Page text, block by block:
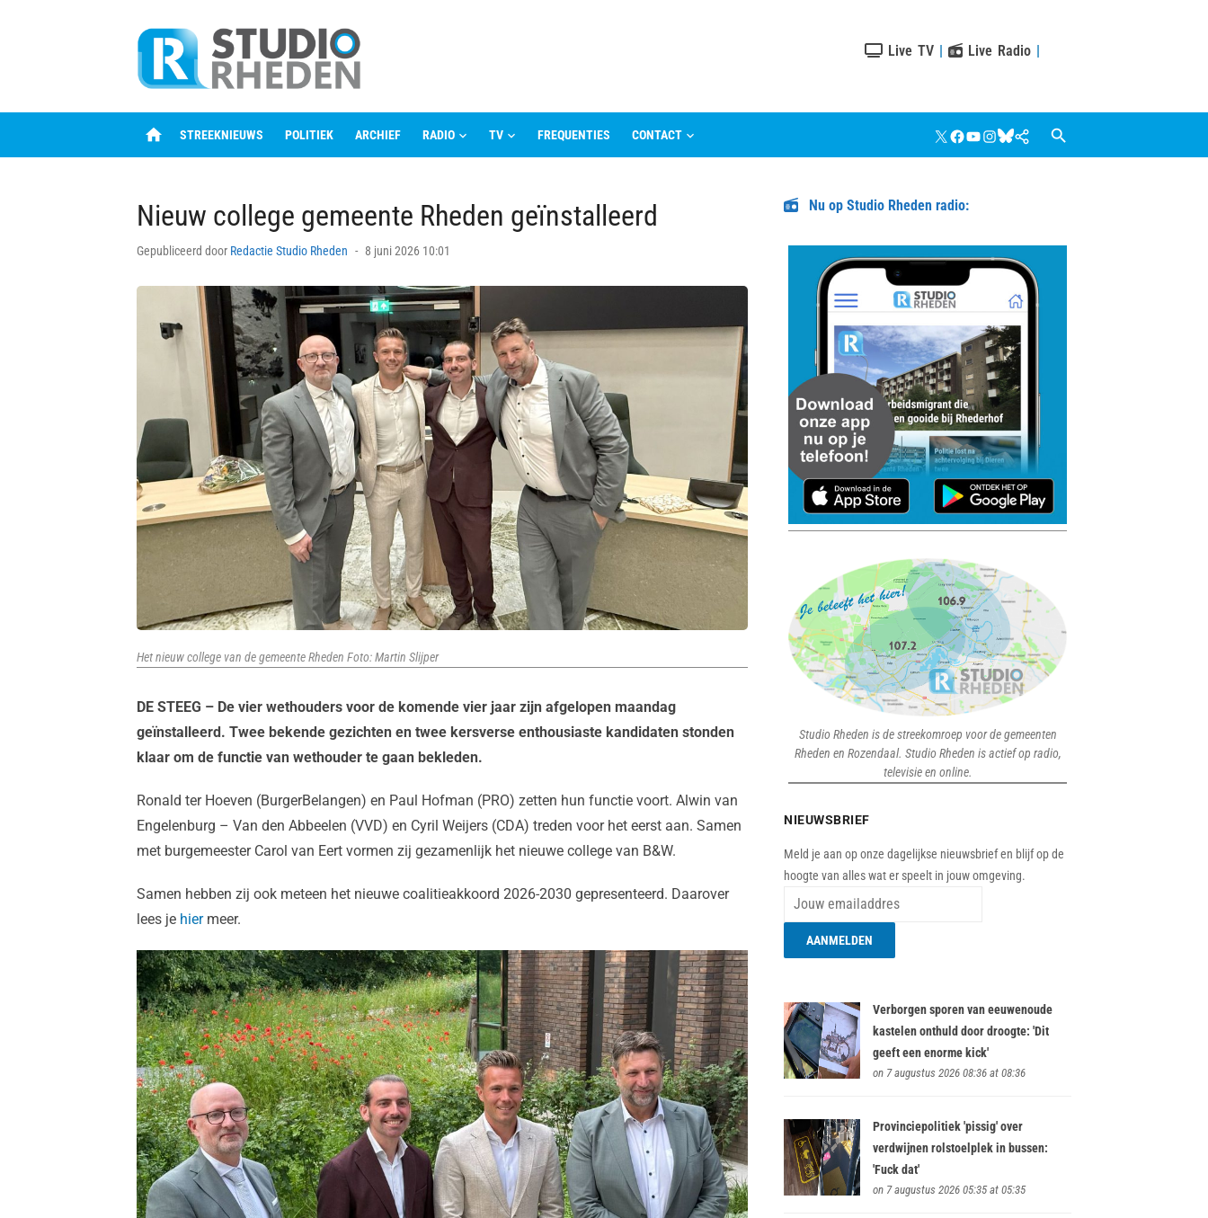
Live TV | Live Radio |
home STREEKNIEUWS POLITIEK ARCHIEF RADIO TV FREQUENTIES CONTACT X Facebook
YouTube
Instagram
Bluesky
Google
Nieuws
Nieuw college gemeente Rheden geïnstalleerd
Gepubliceerd door Redactie Studio Rheden
Posted
8 juni 2026 10:01
Het nieuw college van de gemeente Rheden Foto: Martin Slijper
DE STEEG – De vier wethouders voor de komende vier jaar zijn afgelopen maandag
geïnstalleerd. Twee bekende gezichten en twee kersverse enthousiaste kandidaten stonden
klaar om de functie van wethouder te gaan bekleden.
Ronald ter Hoeven (BurgerBelangen) en Paul Hofman (PRO) zetten hun functie voort. Alwin van
Engelenburg – Van den Abbeelen (VVD) en Cyril Weijers (CDA) treden voor het eerst aan. Samen
met burgemeester Carol van Eert vormen zij gezamenlijk het nieuwe college van B&W.
Samen hebben zij ook meteen het nieuwe coalitieakkoord 2026-2030 gepresenteerd. Daarover
lees je hiermeer.
Nu op Studio Rheden radio:
Studio Rheden is de streekomroep voor de gemeenten
Rheden en Rozendaal. Studio Rheden is actief op radio,
televisie en online.
NIEUWSBRIEF
Meld je aan op onze dagelijkse nieuwsbrief en blijf op de
hoogte van alles wat er speelt in jouw omgeving.
Verborgen sporen van eeuwenoude
kastelen onthuld door droogte: 'Dit
geeft een enorme kick'
on 7 augustus 2026 08:36 at 08:36
Provinciepolitiek 'pissig' over
verdwijnen rolstoelplek in bussen:
'Fuck dat'
on 7 augustus 2026 05:35 at 05:35